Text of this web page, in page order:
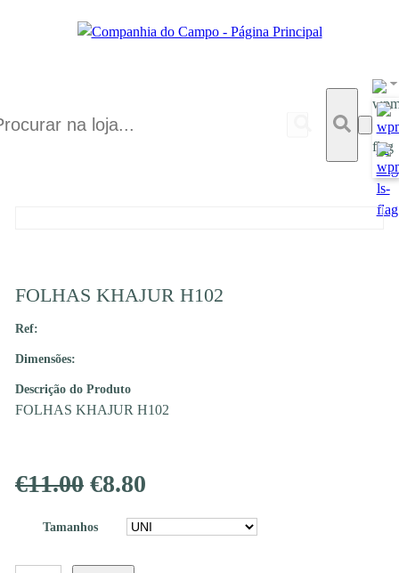
FOLHAS KHAJUR H102
Ref:
Dimensões:
Descrição do Produto
FOLHAS KHAJUR H102
€11.00 O
preço
original
€8.80O
preço
Tamanhos